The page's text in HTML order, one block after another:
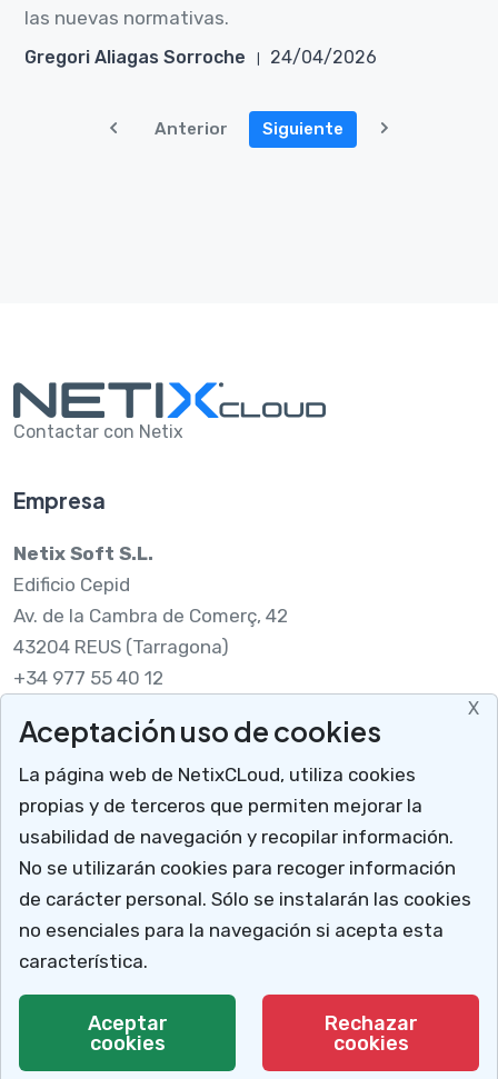
las nuevas normativas.
Gregori Aliagas Sorroche 24/04/2026
Anterior Siguiente
Mucho más que un programa para talleres
NetixCloud permite gestionar y administrar tu
Te explicamos cómo
X
Aceptación uso de cookies
La página web de NetixCLoud, utiliza cookies
propias y de terceros que permiten mejorar la
usabilidad de navegación y recopilar información.
No se utilizarán cookies para recoger información
de carácter personal. Sólo se instalarán las cookies
no esenciales para la navegación si acepta esta
característica.
Aceptar
cookies
Rechazar
cookies
Contactar con Netix
Empresa
Netix Soft S.L.
Edificio Cepid
Av. de la Cambra de Comerç, 42
43204 REUS (Tarragona)
+34 977 55 40 12
Legal
Nota legal
RGPDUE
Cómo llegar
Descargar soporte
© 2026 Netix. Todos los derechos reservados.